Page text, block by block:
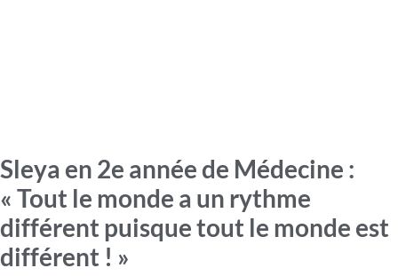
Sleya en 2e année de Médecine :
« Tout le monde a un rythme
différent puisque tout le monde est
différent ! »